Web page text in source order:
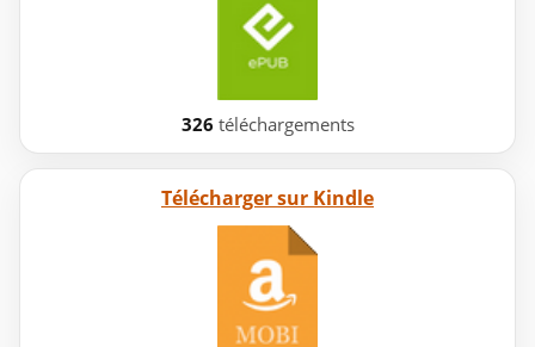
326 téléchargements
Télécharger sur Kindle